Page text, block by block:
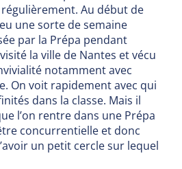
Au début de
une sorte de semaine
par la Prépa pendant
la ville de Nantes et vécu
notamment avec
On voit rapidement avec qui
dans la classe. Mais il
l’on rentre dans une Prépa
concurrentielle et donc
un petit cercle sur lequel